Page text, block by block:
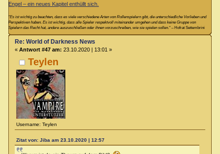
Engel – ein neues Kapitel enthüllt sich.
“Es ist wichtig zu beachten, dass es viele verschiedene Arten von Rollenspielern gibt, die unterschiedliche Vorlieben und
Perspektiven haben. Es ist wichtig, dass alle Spieler respektvoll miteinander umgehen und dass keine Gruppe von
Spielern das Recht hat, andere auszuschließen oder ihnen vorzuschreiben, wie sie spielen sollen.“ – Hofrat Settembrini
Teylen
Username: Teylen
Re: World of Darkness News
« Antwort #47 am: 23.10.2020 | 13:01 »
Zitat von: Jiba am 23.10.2020 | 12:57